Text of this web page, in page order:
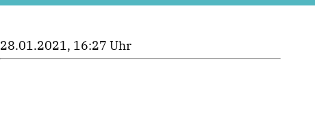
28.01.2021, 16:27 Uhr